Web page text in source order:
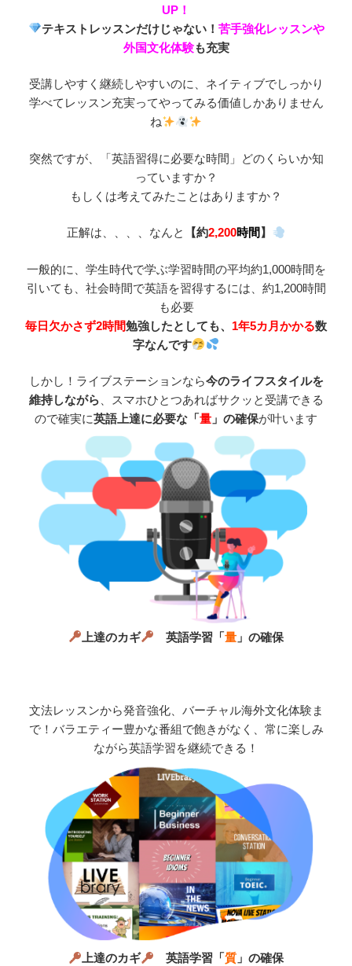
UP！
テキストレッスンだけじゃない！ 苦手強化レッスンや
外国文化体験も充実
受講しやすく継続しやすいのに、ネイティブでしっかり
学べてレッスン充実ってやってみる価値しかありません
ね
突然ですが、「英語習得に必要な時間」どのくらいか知
っていますか？
もしくは考えてみたことはありますか？
正解は、、、、なんと 【約2,200時間 】
一般的に、学生時代で学ぶ学習時間の平均約1,000時間を
引いても、社会時間で英語を習得するには、約1,200時間
も必要
毎日欠かさず2時間勉強したとしても、 1年5カ月かかる数
字なんです
しかし！ライブステーションなら今のライフスタイルを
維持しながら 、スマホひとつあればサクッと受講できる
ので確実に英語上達に必要な「量 」の確保が叶います
上達のカギ 英語学習「量 」の確保
文法レッスンから発音強化、バーチャル海外文化体験ま
で！バラエティー豊かな番組で飽きがなく、常に楽しみ
ながら英語学習を継続できる！
上達のカギ 英語学習「質 」の確保